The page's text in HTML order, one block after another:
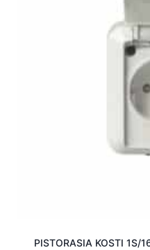
PISTORASIA KOSTI 1S/